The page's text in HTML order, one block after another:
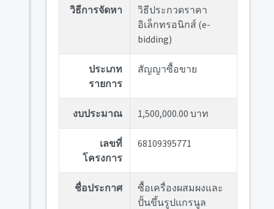
วิธีการจัดหา
วิธีประกวดราคา
อิเล็กทรอนิกส์ (e-
bidding)
ประเภท
รายการ
สัญญาซื้อขาย
งบประมาณ 1,500,000.00 บาท
เลขที่
โครงการ
68109395771
ชื่อประกาศ
ซื้อเครื่องผสมผงและ
ปั้นขึ้นรูปแกรนูล